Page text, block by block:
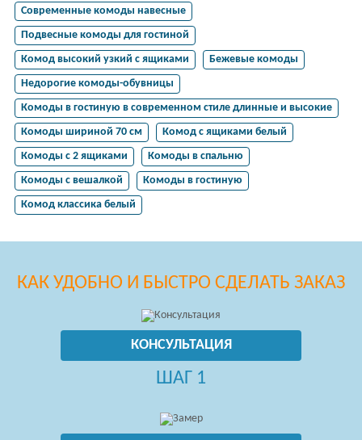
Современные комоды навесные
Подвесные комоды для гостиной
Комод высокий узкий с ящиками
Бежевые комоды
Недорогие комоды-обувницы
Комоды в гостиную в современном стиле длинные и высокие
Комоды шириной 70 см
Комод с ящиками белый
Комоды с 2 ящиками
Комоды в спальню
Комоды с вешалкой
Комоды в гостиную
Комод классика белый
КАК УДОБНО И БЫСТРО СДЕЛАТЬ ЗАКАЗ
КОНСУЛЬТАЦИЯ
ШАГ 1